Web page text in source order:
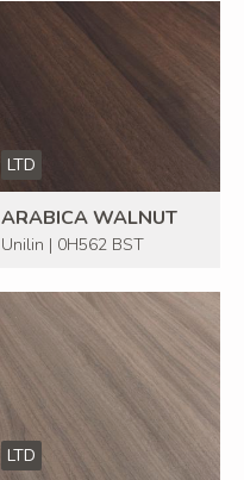
LTD
ARABICA WALNUT
Unilin | 0H562 BST
LTD